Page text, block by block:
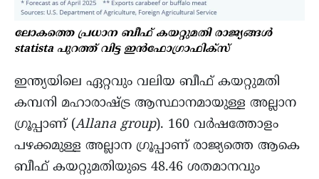
ലോകത്തെ പ്രധാന ബീഫ് കയറ്റുമതി രാജ്യങ്ങൾ
statista പുറത്ത് വിട്ട ഇൻഫോഗ്രാഫിക്സ്
ഇന്ത്യയിലെ ഏറ്റവും വലിയ ബീഫ് കയറ്റുമതി
കമ്പനി മഹാരാഷ്ട്ര ആസ്ഥാനമായുള്ള അല്ലാന
ഗ്രൂപ്പാണ് (Allana group). 160 വർഷത്തോളം
പഴക്കമുള്ള അല്ലാന ഗ്രൂപ്പാണ് രാജ്യത്തെ ആകെ
ബീഫ് കയറ്റുമതിയുടെ 48.46 ശതമാനവും